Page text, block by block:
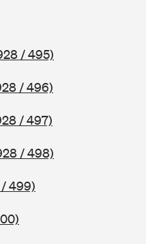
/ 495)
/ 496)
/ 497)
/ 498)
499)